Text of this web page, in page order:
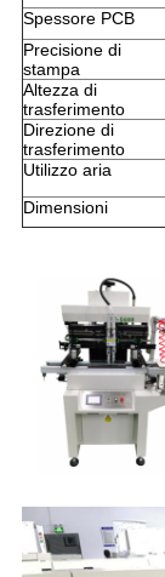
Spessore PCB
Precisione di
stampa
Altezza di
trasferimento
Direzione di
trasferimento
Utilizzo aria
Dimensioni